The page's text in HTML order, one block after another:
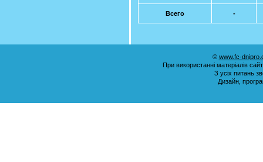
Всего -
© www.fc-
При використанні матеріалів
З усіх питань
Дизайн,